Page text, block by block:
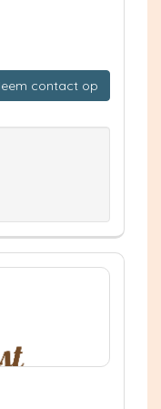
contact op